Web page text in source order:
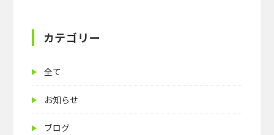
カテゴリー
全て
お知らせ
ブログ